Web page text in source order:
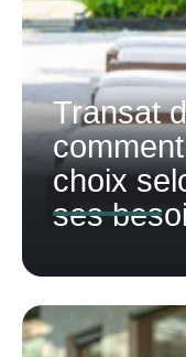
Transat
choix
ses